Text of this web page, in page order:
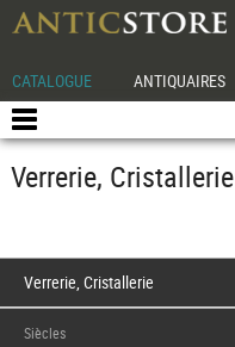
CATALOGUE ANTIQUAIRES
Verrerie, Cristallerie
Verrerie, Cristallerie
Siècles